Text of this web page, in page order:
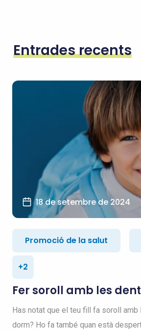
Entrades recents
18 de setembre de 2024
Promoció de la salut
+2
Fer soroll amb les
Has notat que el teu fill fa soroll
dorm? Ho fa també quan està